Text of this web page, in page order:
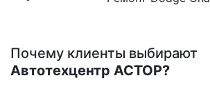
Почему клиенты выбирают
Автотехцентр АСТОР?